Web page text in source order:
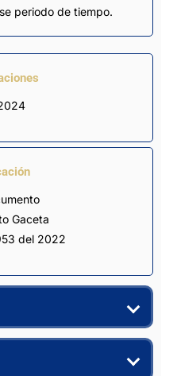
periodo de tiempo.
Gaceta
del 2022